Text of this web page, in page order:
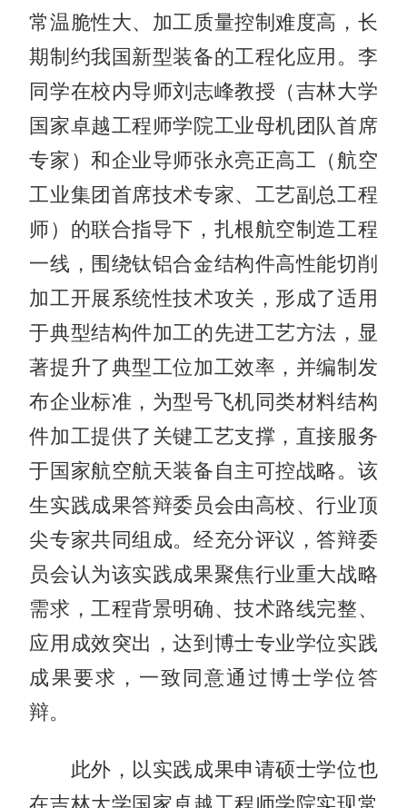
常温脆性大、加工质量控制难度高，长
期制约我国新型装备的工程化应用。李
同学在校内导师刘志峰教授（吉林大学
国家卓越工程师学院工业母机团队首席
专家）和企业导师张永亮正高工（航空
工业集团首席技术专家、工艺副总工程
师）的联合指导下，扎根航空制造工程
一线，围绕钛铝合金结构件高性能切削
加工开展系统性技术攻关，形成了适用
于典型结构件加工的先进工艺方法，显
著提升了典型工位加工效率，并编制发
布企业标准，为型号飞机同类材料结构
件加工提供了关键工艺支撑，直接服务
于国家航空航天装备自主可控战略。该
生实践成果答辩委员会由高校、行业顶
尖专家共同组成。经充分评议，答辩委
员会认为该实践成果聚焦行业重大战略
需求，工程背景明确、技术路线完整、
应用成效突出，达到博士专业学位实践
成果要求，一致同意通过博士学位答
辩。
此外，以实践成果申请硕士学位也